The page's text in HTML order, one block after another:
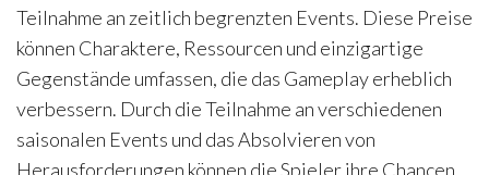
Teilnahme an zeitlich begrenzten Events. Diese Preise
können Charaktere, Ressourcen und einzigartige
Gegenstände umfassen, die das Gameplay erheblich
verbessern. Durch die Teilnahme an verschiedenen
saisonalen Events und das Absolvieren von
Herausforderungen können die Spieler ihre Chancen